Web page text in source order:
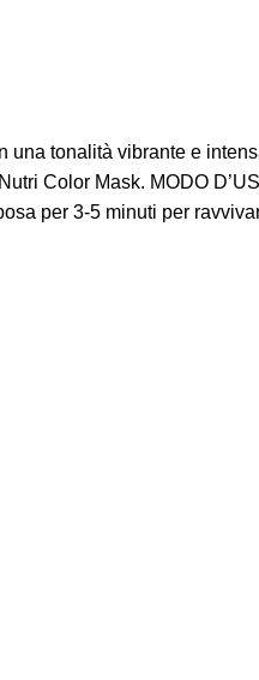
tonalità vibrante e
Color Mask. MODO
per 3-5 minuti per